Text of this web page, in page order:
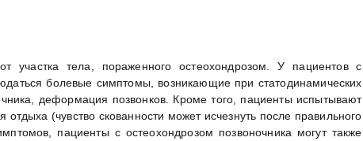
участка тела, пораженного остеохондрозом. У пациентов с
болевые симптомы, возникающие при статодинамических
деформация позвонков. Кроме того, пациенты испытывают
отдыха (чувство скованности может исчезнуть после правильного
пациенты с остеохондрозом позвоночника могут также